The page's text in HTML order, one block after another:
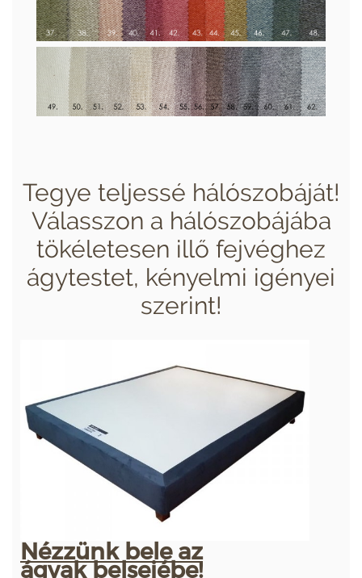
Tegye teljessé hálószobáját!
Válasszon a hálószobájába
tökéletesen illő fejvéghez
ágytestet, kényelmi igényei
szerint!
Nézzünk bele az
ágyak belsejébe!